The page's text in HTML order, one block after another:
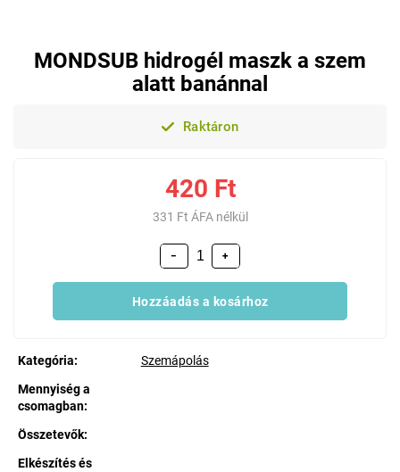
MONDSUB hidrogél maszk a szem
alatt banánnal
Raktáron
420 Ft
331 Ft ÁFA nélkül
+
−
Hozzáadás a kosárhoz
Kategória:
Szemápolás
Mennyiség a
csomagban:
Összetevők:
Elkészítés és